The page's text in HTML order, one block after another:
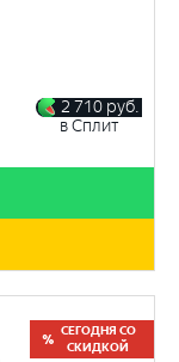
2 710 руб.
в Сплит
СЕГОДНЯ СО
СКИДКОЙ